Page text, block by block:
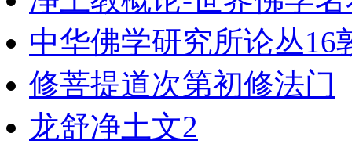
中华佛学研究所论丛16
修菩提道次第初修法门
龙舒净土文2